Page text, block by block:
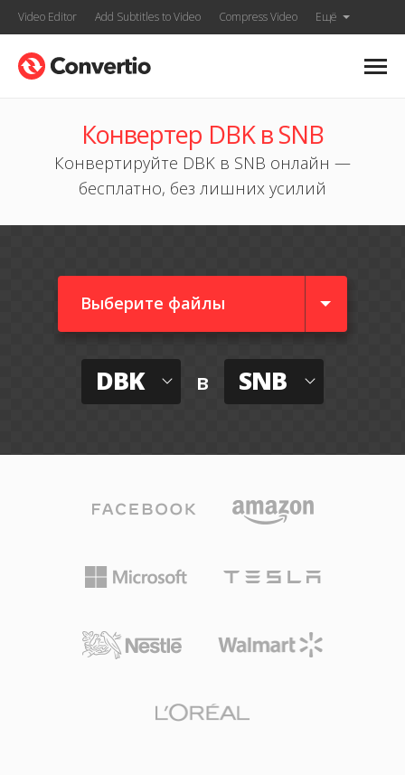
Video Editor Add Subtitles to Video Compress Video Ещё
Конвертер DBK в SNB
Конвертируйте DBK в SNB онлайн —
бесплатно, без лишних усилий
Выберите файлы
DBK в SNB